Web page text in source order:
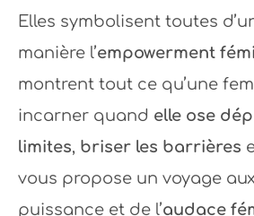
Elles symbolisent toutes
manière l’empowerment
montrent tout ce qu’une
incarner quand elle ose
limites, briser les barrières
vous propose un voyage
puissance et de l’audace